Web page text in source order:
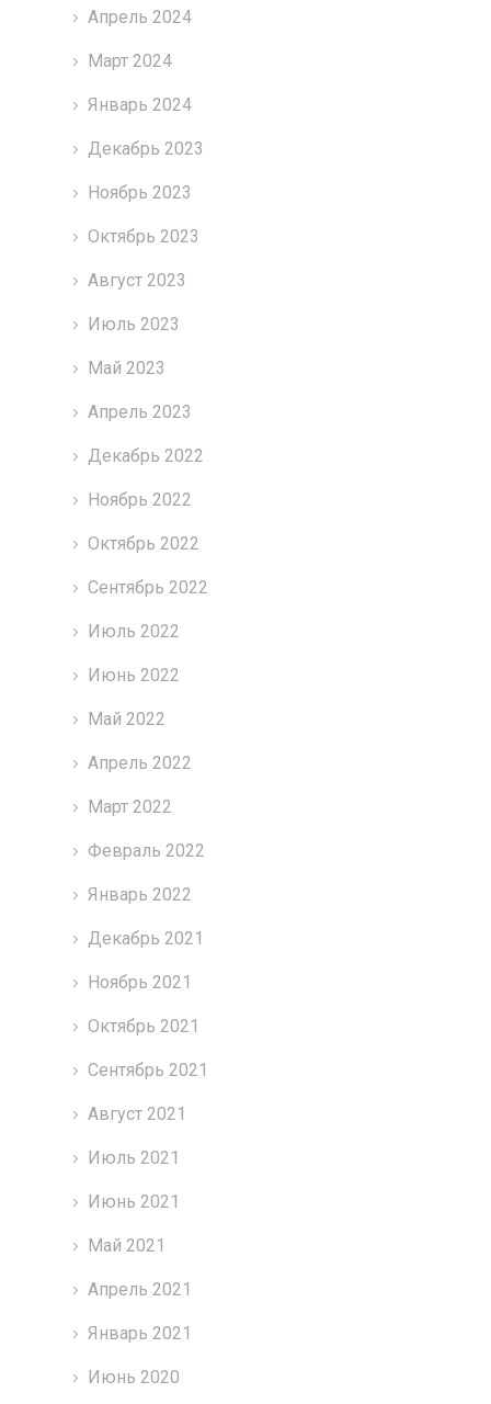
Апрель 2024
Март 2024
Январь 2024
Декабрь 2023
Ноябрь 2023
Октябрь 2023
Август 2023
Июль 2023
Май 2023
Апрель 2023
Декабрь 2022
Ноябрь 2022
Октябрь 2022
Сентябрь 2022
Июль 2022
Июнь 2022
Май 2022
Апрель 2022
Март 2022
Февраль 2022
Январь 2022
Декабрь 2021
Ноябрь 2021
Октябрь 2021
Сентябрь 2021
Август 2021
Июль 2021
Июнь 2021
Май 2021
Апрель 2021
Январь 2021
Июнь 2020